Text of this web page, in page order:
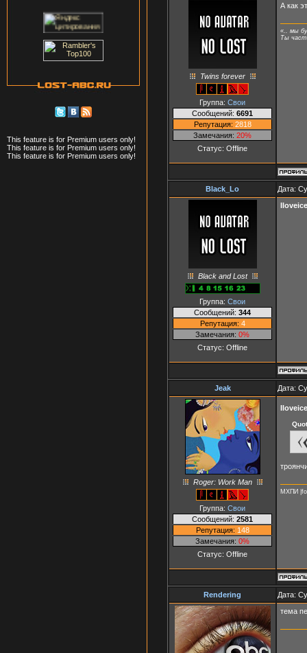
This feature is for Premium users only!
This feature is for Premium users only!
This feature is for Premium users only!
Twins forever
Группа: Свои
Сообщений: 6691
Репутация: 2818
Замечания: 20%
Статус: Offline
А как
«.. мы
Ты
Black_Lo Дата:
Black and Lost
Группа: Свои
Сообщений: 344
Репутация: 4
Замечания: 0%
Статус: Offline
Jeak Дата:
Roger: Work Man
Группа: Свои
Сообщений: 2581
Репутация: 148
Замечания: 0%
Статус: Offline
МХПИ
Rendering Дата:
тема